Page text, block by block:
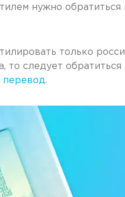
нужно
только
то следует
перевод.